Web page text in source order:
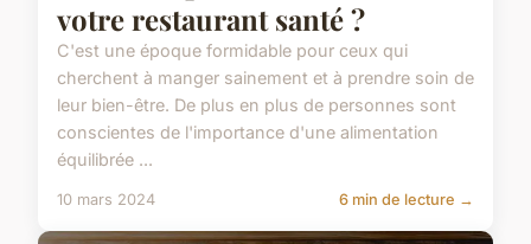
votre restaurant santé ?
C'est une époque formidable pour ceux qui
cherchent à manger sainement et à prendre soin de
leur bien-être. De plus en plus de personnes sont
conscientes de l'importance d'une alimentation
équilibrée ...
10 mars 2024 6 min de lecture →